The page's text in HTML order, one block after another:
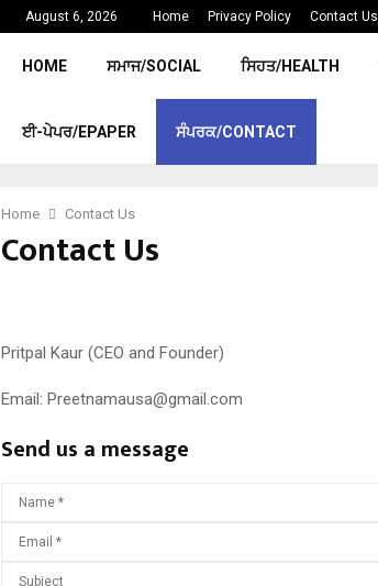
August 6, 2026 Home Privacy Policy Contact Us
HOME ਸਮਾਜ/SOCIAL ਸਿਹਤ/HEALTH
ਈ-ਪੇਪਰ/EPAPER ਸੰਪਰਕ/CONTACT
Home Contact Us
Contact Us
Pritpal Kaur (CEO and Founder)
Email: Preetnamausa@gmail.com
Send us a message